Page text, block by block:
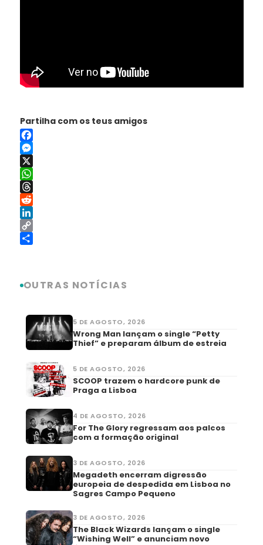
Partilha com os teus amigos
Facebook
Messenger
X
WhatsApp
Threads
Reddit
LinkedIn
Copy
OUTRAS NOTÍCIAS
5 DE AGOSTO, 2026
Wrong Man lançam o single “Petty
Thief” e preparam álbum de estreia
5 DE AGOSTO, 2026
SCOOP trazem o hardcore punk de
Praga a Lisboa
4 DE AGOSTO, 2026
For The Glory regressam aos palcos
com a formação original
3 DE AGOSTO, 2026
Megadeth encerram digressão
europeia de despedida em Lisboa no
Sagres Campo Pequeno
3 DE AGOSTO, 2026
The Black Wizards lançam o single
“Wishing Well” e anunciam novo